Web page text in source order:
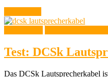
Test: DCSk
Das DCSk Lautsprecherkabel